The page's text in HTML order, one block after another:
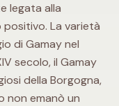
legata alla
La varietà
di Gamay nel
secolo, il Gamay
della Borgogna,
non emanò un